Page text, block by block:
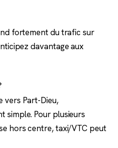
fortement du trafic sur
davantage aux
vers Part-Dieu,
simple. Pour plusieurs
hors centre, taxi/VTC peut